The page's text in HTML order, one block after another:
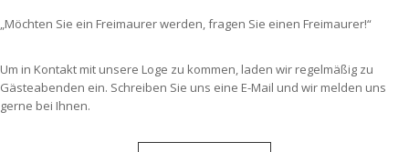
„Möchten Sie ein Freimaurer werden, fragen Sie einen Freimaurer!“
Um in Kontakt mit unsere Loge zu kommen, laden wir regelmäßig zu
Gästeabenden ein. Schreiben Sie uns eine E-Mail und wir melden uns
gerne bei Ihnen.